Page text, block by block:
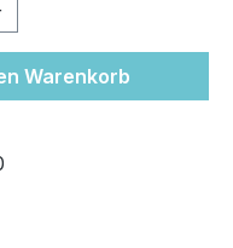
Warenkorb